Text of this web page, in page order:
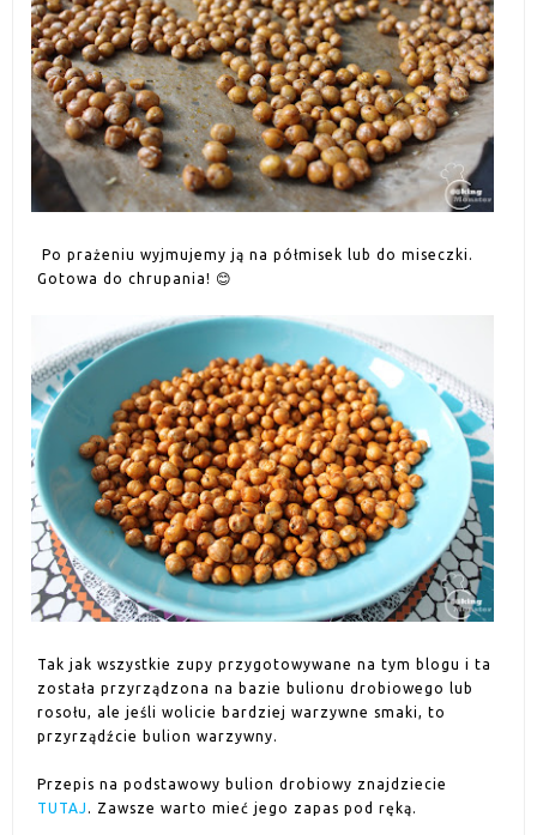
Po prażeniu wyjmujemy ją na półmisek lub do miseczki.
Gotowa do chrupania! 😊
Tak jak wszystkie zupy przygotowywane na tym blogu i ta
została przyrządzona na bazie bulionu drobiowego lub
rosołu, ale jeśli wolicie bardziej warzywne smaki, to
przyrządźcie bulion warzywny.
Przepis na podstawowy bulion drobiowy znajdziecie
TUTAJ . Zawsze warto mieć jego zapas pod ręką.